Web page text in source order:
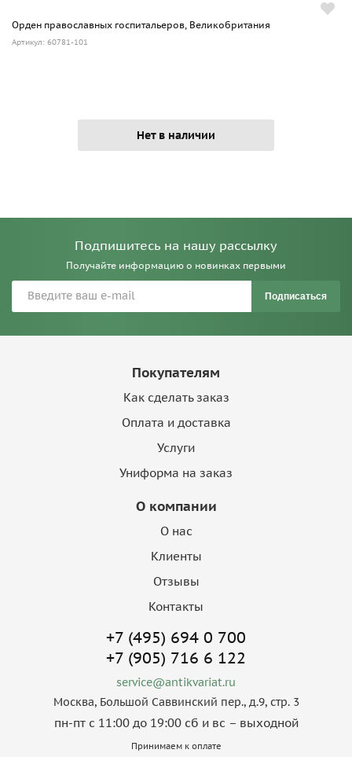
Орден православных госпитальеров, Великобритания
Артикул: 60781-101
Нет в наличии
Подпишитесь на нашу рассылку
Получайте информацию о новинках первыми
Подписаться
Покупателям
Как сделать заказ
Оплата и доставка
Услуги
Униформа на заказ
О компании
О нас
Клиенты
Отзывы
Контакты
+7 (495) 694 0 700
+7 (905) 716 6 122
service@antikvariat.ru
Москва, Большой Саввинский пер., д.9, стр. 3
пн-пт с 11:00 до 19:00 сб и вс – выходной
Принимаем к оплате